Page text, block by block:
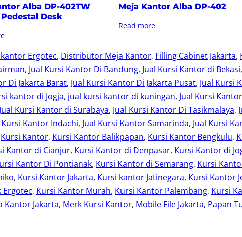
Alba DP-402TW
Desk
Meja Kantor Alba DP-402
Read more
Ergotec, Distributor Meja Kantor, Filling Cabinet Jakarta,
, Jual Kursi Kantor Di Bandung, Jual Kursi Kantor di Bekasi,
Di Jakarta Barat, Jual Kursi Kantor Di Jakarta Pusat, Jual Kursi
kantor di Jogja, jual kursi kantor di kuningan, Jual Kursi
Jual Kursi Kantor di Surabaya, Jual Kursi Kantor Di Tasikmalaya,
Kursi Kantor Indachi, Jual Kursi Kantor Samarinda, Jual Kursi
Kursi Kantor, Kursi Kantor Balikpapan, Kursi Kantor Bengkulu,
Kantor di Cianjur, Kursi Kantor di Denpasar, Kursi Kantor di
Kantor Di Pontianak, Kursi Kantor di Semarang, Kursi
, Kursi Kantor Jakarta, Kursi kantor Jatinegara, Kursi Kantor
Ergotec, Kursi Kantor Murah, Kursi Kantor Palembang, Kursi
Kantor Jakarta, Merk Kursi Kantor, Mobile File Jakarta, Papan